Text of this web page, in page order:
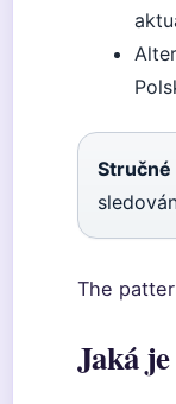
The
Jaká